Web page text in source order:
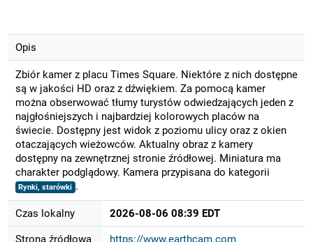
Opis
Zbiór kamer z placu Times Square. Niektóre z nich dostępne
są w jakości HD oraz z dźwiękiem. Za pomocą kamer
można obserwować tłumy turystów odwiedzających jeden z
najgłośniejszych i najbardziej kolorowych placów na
świecie. Dostępny jest widok z poziomu ulicy oraz z okien
otaczających wieżowców. Aktualny obraz z kamery
dostępny na zewnętrznej stronie źródłowej. Miniatura ma
charakter podglądowy. Kamera przypisana do kategorii
Rynki, starówki .
Czas lokalny 2026-08-06 08:39 EDT
Strona źródłowa https://www.earthcam.com